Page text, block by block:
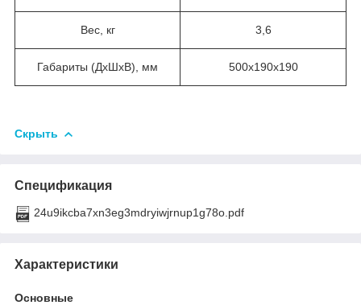
Вес, кг 3,6
Габариты (ДхШхВ), мм 500х190х190
Скрыть
Спецификация
24u9ikcba7xn3eg3mdryiwjrnup1g78o.pdf
Характеристики
Основные